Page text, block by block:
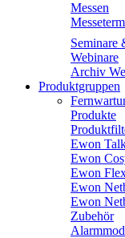
Messen
Seminare
Webinare
Archiv
Produktgruppen
Produkte
Ewon
Ewon
Ewon
Ewon
Ewon
Zubehör